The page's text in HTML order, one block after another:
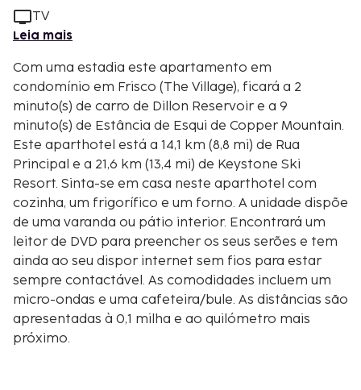
TV
Leia mais
Com uma estadia este apartamento em
condomínio em Frisco (The Village), ficará a 2
minuto(s) de carro de Dillon Reservoir e a 9
minuto(s) de Estância de Esqui de Copper Mountain.
Este aparthotel está a 14,1 km (8,8 mi) de Rua
Principal e a 21,6 km (13,4 mi) de Keystone Ski
Resort. Sinta-se em casa neste aparthotel com
cozinha, um frigorífico e um forno. A unidade dispõe
de uma varanda ou pátio interior. Encontrará um
leitor de DVD para preencher os seus serões e tem
ainda ao seu dispor internet sem fios para estar
sempre contactável. As comodidades incluem um
micro-ondas e uma cafeteira/bule. As distâncias são
apresentadas à 0,1 milha e ao quilómetro mais
próximo.